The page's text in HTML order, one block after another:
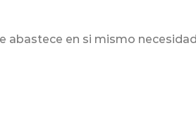
abastece en si mismo